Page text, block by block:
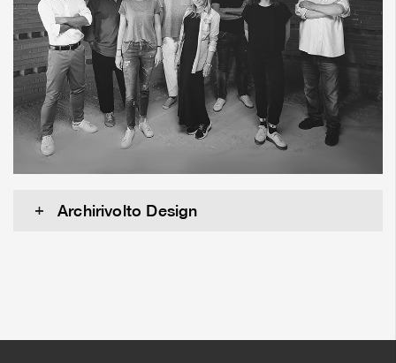
Archirivolto Design